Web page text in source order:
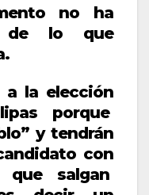
no ha
de lo que
a la elección
porque
y tendrán
con
que salgan